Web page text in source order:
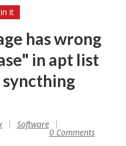
it
has wrong
in apt list
Software
0 Comments